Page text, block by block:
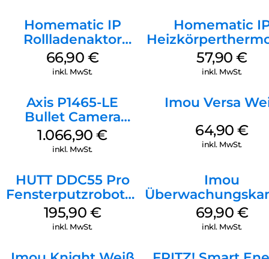
Homematic IP
Rollladenaktor
Unterputz Weiß
66,90 €
inkl. MwSt.
Homematic
Weiß
57,90€
inkl. MwSt.
Axis P1465-LE
Bullet Camera
Weiß
1.066,90€
inkl. MwSt.
Imou Versa
64,90€
inkl. MwSt.
HUTT DDC55 Pro
Fensterputzroboter
Weiß
195,90 €
inkl. MwSt.
Imou
Rex 3D 3K
69,90 €
inkl. MwSt.